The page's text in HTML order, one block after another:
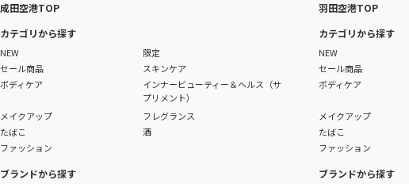
成田空港TOP
カテゴリから探す
NEW
限定
セール商品
スキンケア
ボディケア
インナービューティー＆ヘルス（サ
プリメント）
メイクアップ
フレグランス
たばこ
酒
ファッション
ブランドから探す
羽田空港TOP
カテゴリから探す
NEW
セール商品
ボディケア
メイクアップ
たばこ
ファッション
ブランドから探す